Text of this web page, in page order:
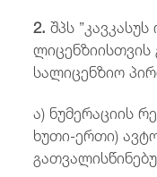
2.შპს
ლიცენზიისთვის
სალიცენზიო
ა) ნუმერაციის
ხუთი-ერთი)